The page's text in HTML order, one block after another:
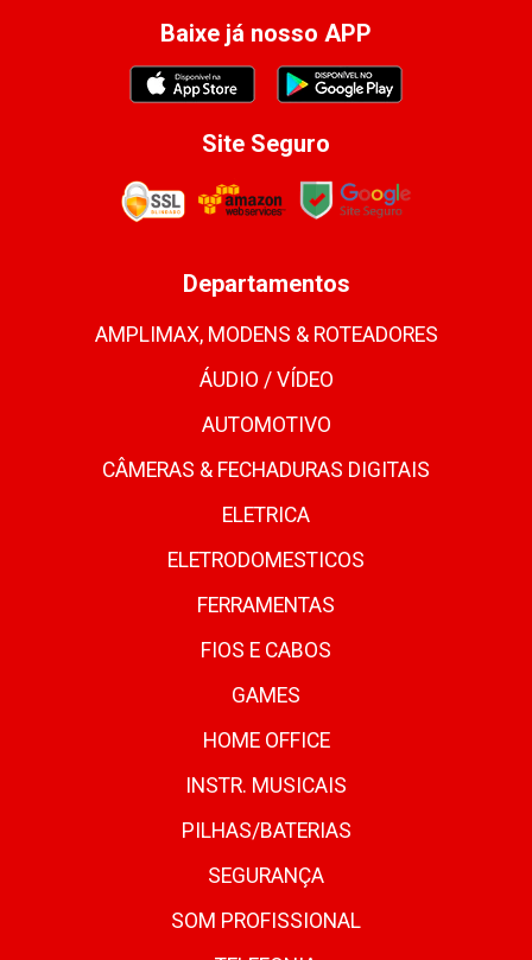
Baixe já nosso APP
Site Seguro
Departamentos
AMPLIMAX, MODENS & ROTEADORES
ÁUDIO / VÍDEO
AUTOMOTIVO
CÂMERAS & FECHADURAS DIGITAIS
ELETRICA
ELETRODOMESTICOS
FERRAMENTAS
FIOS E CABOS
GAMES
HOME OFFICE
INSTR. MUSICAIS
PILHAS/BATERIAS
SEGURANÇA
SOM PROFISSIONAL